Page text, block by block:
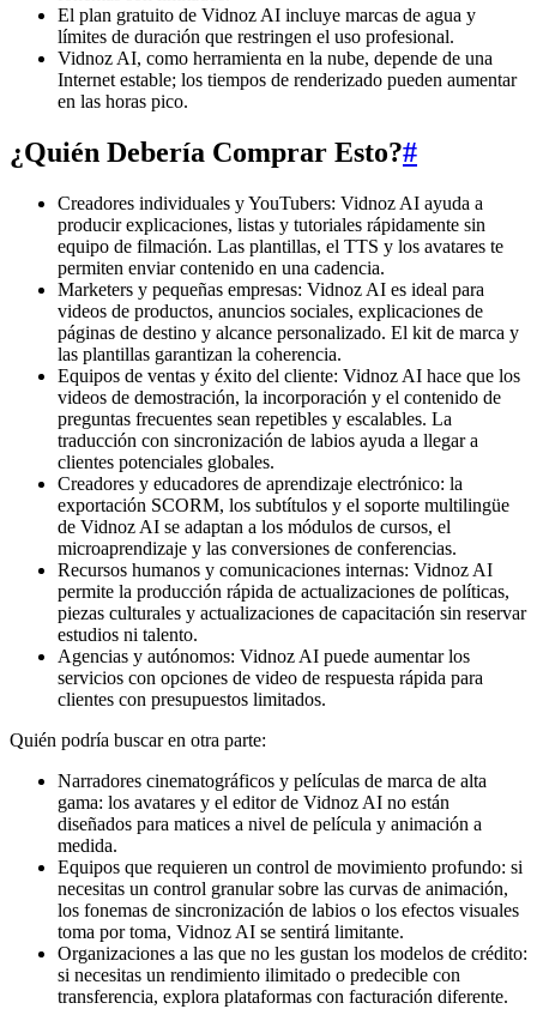
El plan gratuito de Vidnoz AI incluye marcas de agua y
límites de duración que restringen el uso profesional.
Vidnoz AI, como herramienta en la nube, depende de una
Internet estable; los tiempos de renderizado pueden aumentar
en las horas pico.
¿Quién Debería Comprar Esto?#
Creadores individuales y YouTubers: Vidnoz AI ayuda a
producir explicaciones, listas y tutoriales rápidamente sin
equipo de filmación. Las plantillas, el TTS y los avatares te
permiten enviar contenido en una cadencia.
Marketers y pequeñas empresas: Vidnoz AI es ideal para
videos de productos, anuncios sociales, explicaciones de
páginas de destino y alcance personalizado. El kit de marca y
las plantillas garantizan la coherencia.
Equipos de ventas y éxito del cliente: Vidnoz AI hace que los
videos de demostración, la incorporación y el contenido de
preguntas frecuentes sean repetibles y escalables. La
traducción con sincronización de labios ayuda a llegar a
clientes potenciales globales.
Creadores y educadores de aprendizaje electrónico: la
exportación SCORM, los subtítulos y el soporte multilingüe
de Vidnoz AI se adaptan a los módulos de cursos, el
microaprendizaje y las conversiones de conferencias.
Recursos humanos y comunicaciones internas: Vidnoz AI
permite la producción rápida de actualizaciones de políticas,
piezas culturales y actualizaciones de capacitación sin reservar
estudios ni talento.
Agencias y autónomos: Vidnoz AI puede aumentar los
servicios con opciones de video de respuesta rápida para
clientes con presupuestos limitados.
Quién podría buscar en otra parte:
Narradores cinematográficos y películas de marca de alta
gama: los avatares y el editor de Vidnoz AI no están
diseñados para matices a nivel de película y animación a
medida.
Equipos que requieren un control de movimiento profundo: si
necesitas un control granular sobre las curvas de animación,
los fonemas de sincronización de labios o los efectos visuales
toma por toma, Vidnoz AI se sentirá limitante.
Organizaciones a las que no les gustan los modelos de crédito:
si necesitas un rendimiento ilimitado o predecible con
transferencia, explora plataformas con facturación diferente.